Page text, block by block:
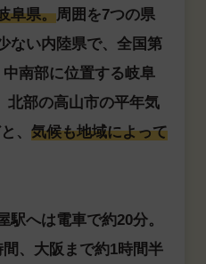
阜県。周囲を7つの県
ない内陸県で、全国第
南部に位置する岐阜
部の高山市の平年気
、 気候も地域によって
へは電車で約20分。
、大阪まで約1時間半